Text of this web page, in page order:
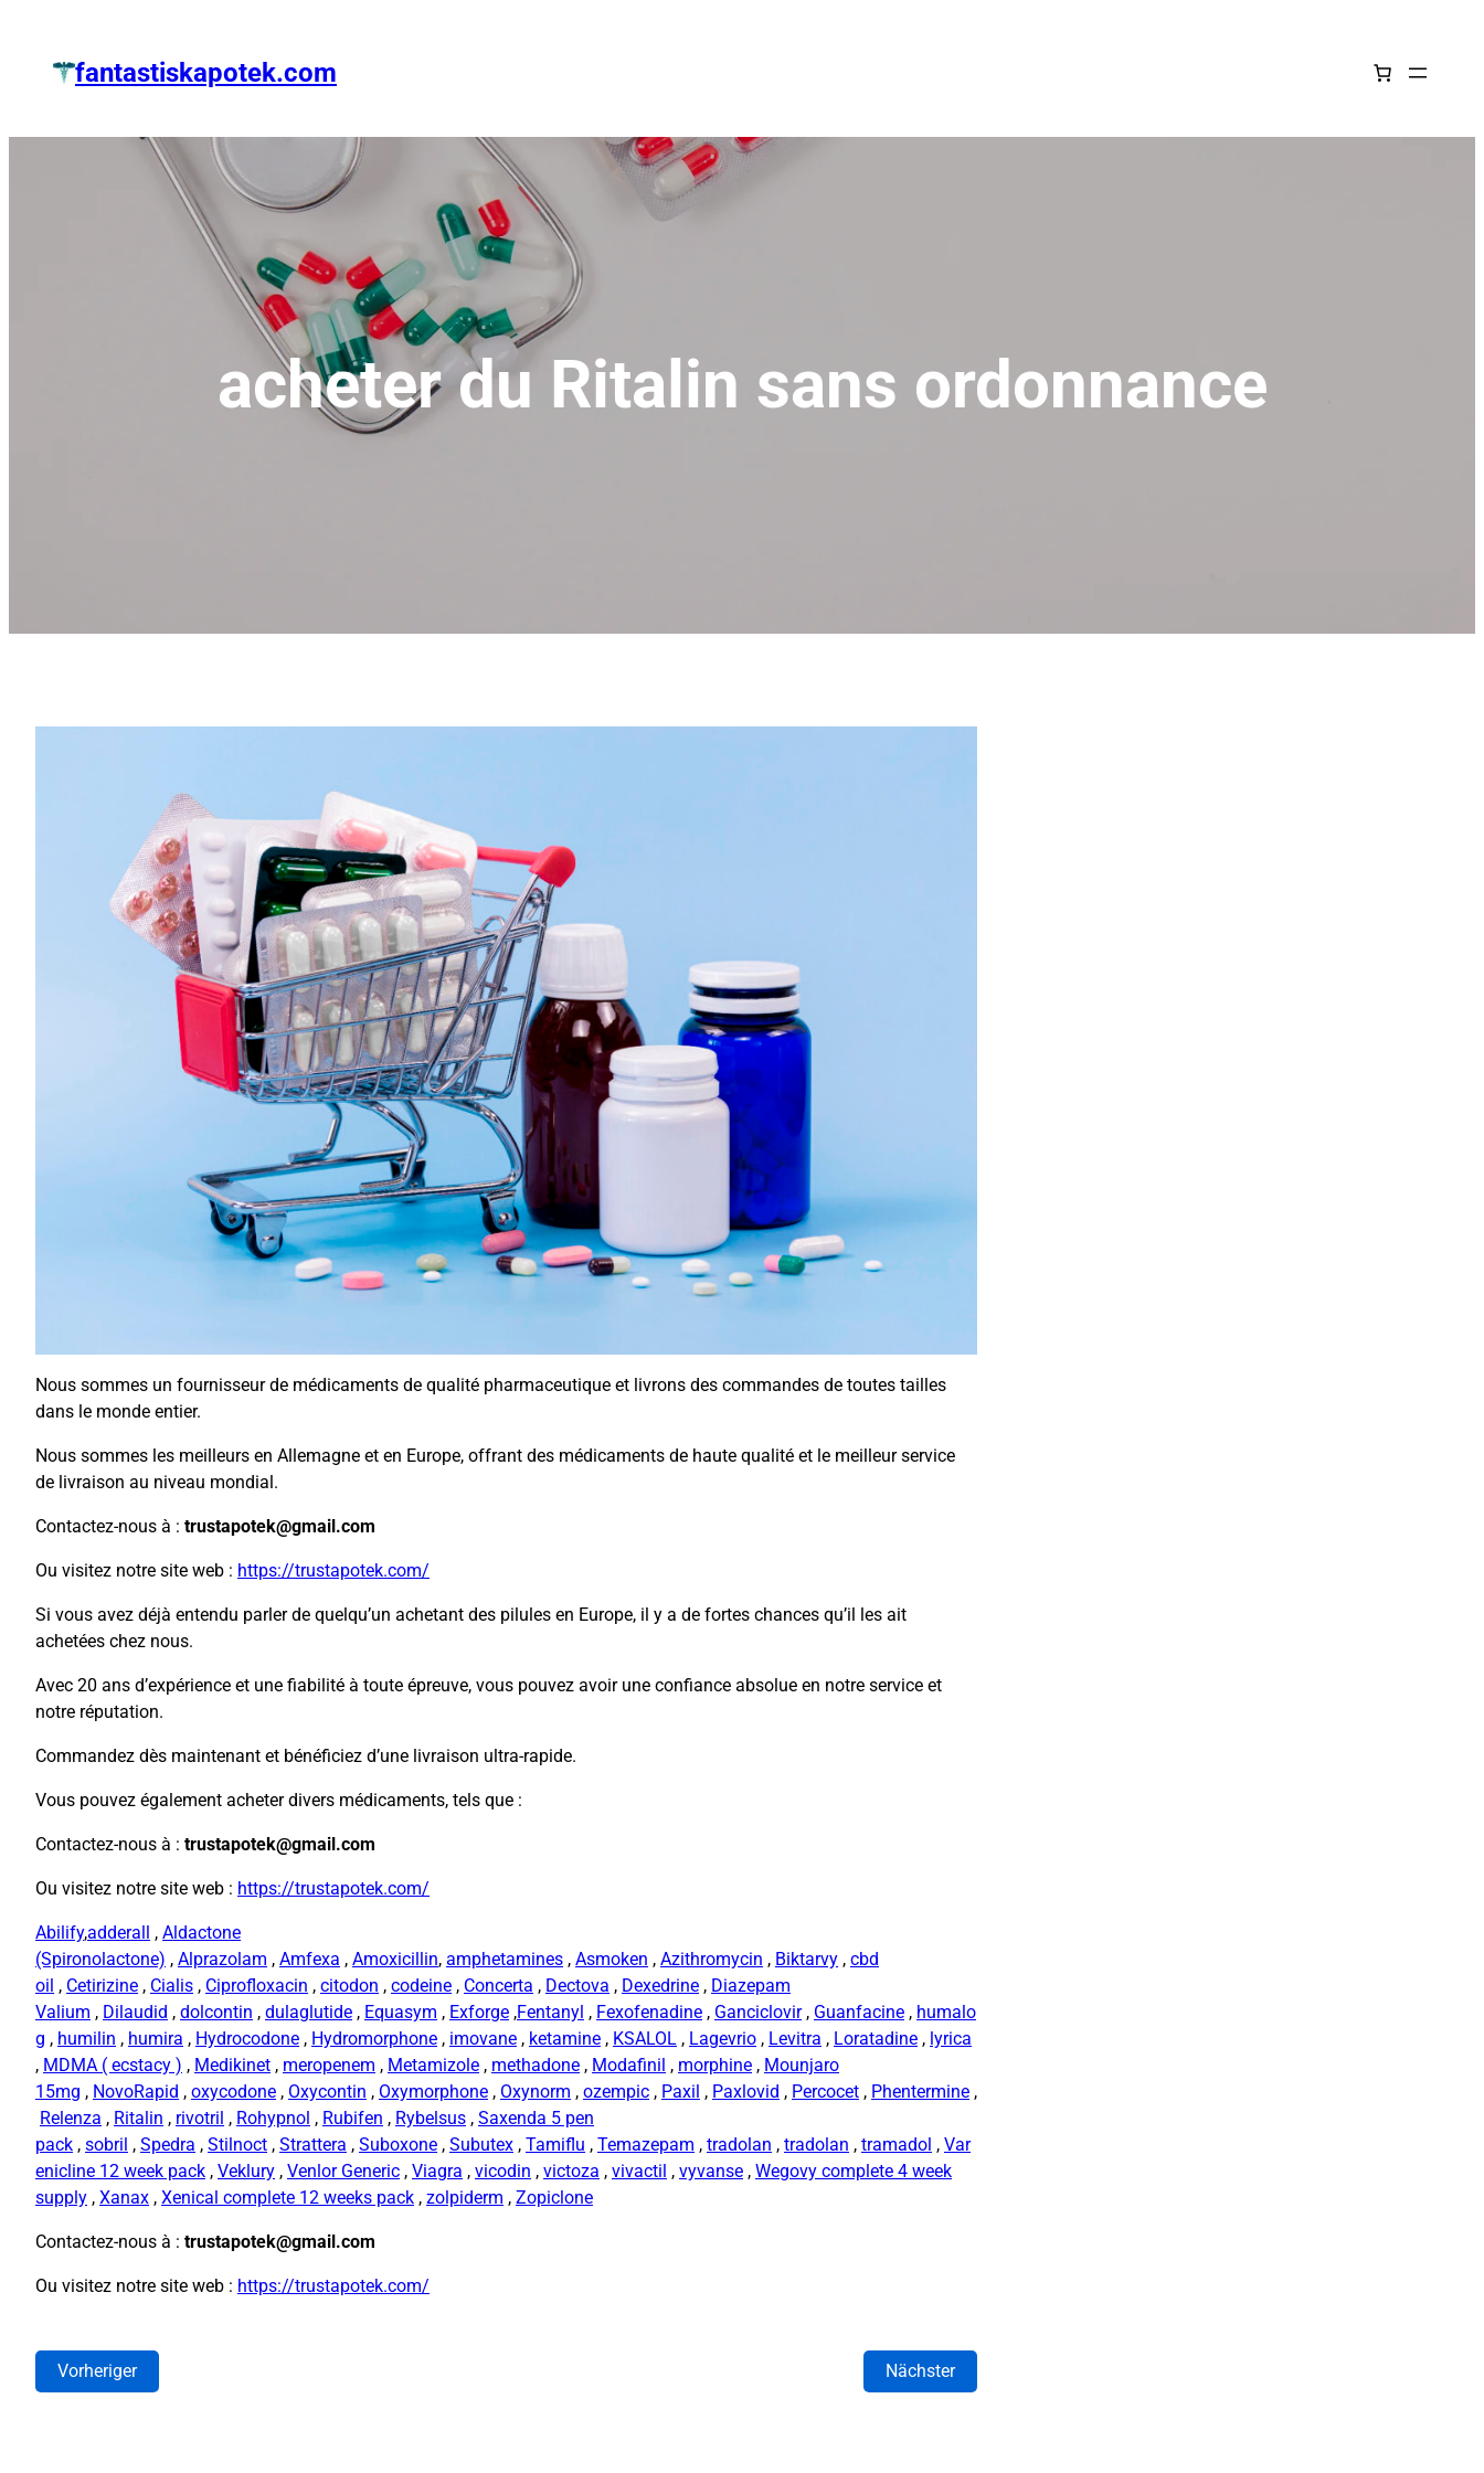
springenfantastiskapotek.com
acheter du Ritalin sans ordonnance
Nous sommes un fournisseur de médicaments de qualité pharmaceutique et livrons des commandes de toutes tailles
dans le monde entier.
Nous sommes les meilleurs en Allemagne et en Europe, offrant des médicaments de haute qualité et le meilleur service
de livraison au niveau mondial.
Contactez-nous à : trustapotek@gmail.com
Ou visitez notre site web : https://trustapotek.com/
Si vous avez déjà entendu parler de quelqu’un achetant des pilules en Europe, il y a de fortes chances qu’il les ait
achetées chez nous.
Avec 20 ans d’expérience et une fiabilité à toute épreuve, vous pouvez avoir une confiance absolue en notre service et
notre réputation.
Commandez dès maintenant et bénéficiez d’une livraison ultra-rapide.
Vous pouvez également acheter divers médicaments, tels que :
Contactez-nous à : trustapotek@gmail.com
Ou visitez notre site web : https://trustapotek.com/
Abilify,adderall , Aldactone
(Spironolactone) , Alprazolam , Amfexa , Amoxicillin, amphetamines , Asmoken , Azithromycin , Biktarvy , cbd
oil , Cetirizine , Cialis , Ciprofloxacin , citodon , codeine , Concerta , Dectova , Dexedrine , Diazepam
Valium , Dilaudid , dolcontin , dulaglutide , Equasym , Exforge ,Fentanyl , Fexofenadine , Ganciclovir, Guanfacine , humalo
g , humilin , humira , Hydrocodone , Hydromorphone , imovane , ketamine , KSALOL , Lagevrio , Levitra , Loratadine , lyrica
, MDMA ( ecstacy ) , Medikinet , meropenem , Metamizole , methadone , Modafinil , morphine , Mounjaro
15mg , NovoRapid , oxycodone , Oxycontin , Oxymorphone , Oxynorm , ozempic , Paxil , Paxlovid , Percocet , Phentermine ,
Relenza , Ritalin , rivotril , Rohypnol , Rubifen , Rybelsus , Saxenda 5 pen
pack , sobril , Spedra , Stilnoct , Strattera , Suboxone , Subutex , Tamiflu , Temazepam , tradolan , tradolan , tramadol , Var
enicline 12 week pack , Veklury , Venlor Generic , Viagra , vicodin , victoza , vivactil , vyvanse , Wegovy complete 4 week
supply , Xanax , Xenical complete 12 weeks pack , zolpiderm , Zopiclone
Contactez-nous à : trustapotek@gmail.com
Ou visitez notre site web : https://trustapotek.com/
Vorheriger Nächster